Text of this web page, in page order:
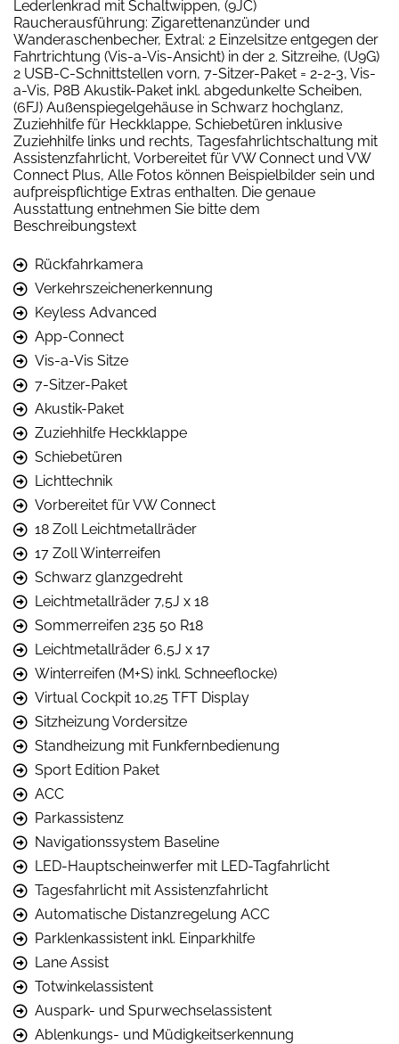
Lederlenkrad mit Schaltwippen, (9JC)
Raucherausführung: Zigarettenanzünder und
Wanderaschenbecher, Extral: 2 Einzelsitze entgegen der
Fahrtrichtung (Vis-a-Vis-Ansicht) in der 2. Sitzreihe, (U9G)
2 USB-C-Schnittstellen vorn, 7-Sitzer-Paket = 2-2-3, Vis-
a-Vis, P8B Akustik-Paket inkl. abgedunkelte Scheiben,
(6FJ) Außenspiegelgehäuse in Schwarz hochglanz,
Zuziehhilfe für Heckklappe, Schiebetüren inklusive
Zuziehhilfe links und rechts, Tagesfahrlichtschaltung mit
Assistenzfahrlicht, Vorbereitet für VW Connect und VW
Connect Plus, Alle Fotos können Beispielbilder sein und
aufpreispflichtige Extras enthalten. Die genaue
Ausstattung entnehmen Sie bitte dem
Beschreibungstext
Rückfahrkamera
Verkehrszeichenerkennung
Keyless Advanced
App-Connect
Vis-a-Vis Sitze
7-Sitzer-Paket
Akustik-Paket
Zuziehhilfe Heckklappe
Schiebetüren
Lichttechnik
Vorbereitet für VW Connect
18 Zoll Leichtmetallräder
17 Zoll Winterreifen
Schwarz glanzgedreht
Leichtmetallräder 7,5J x 18
Sommerreifen 235 50 R18
Leichtmetallräder 6,5J x 17
Winterreifen (M+S) inkl. Schneeflocke)
Virtual Cockpit 10,25 TFT Display
Sitzheizung Vordersitze
Standheizung mit Funkfernbedienung
Sport Edition Paket
ACC
Parkassistenz
Navigationssystem Baseline
LED-Hauptscheinwerfer mit LED-Tagfahrlicht
Tagesfahrlicht mit Assistenzfahrlicht
Automatische Distanzregelung ACC
Parklenkassistent inkl. Einparkhilfe
Lane Assist
Totwinkelassistent
Auspark- und Spurwechselassistent
Ablenkungs- und Müdigkeitserkennung